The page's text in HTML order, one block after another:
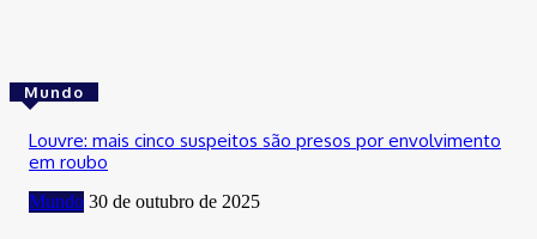
Mundo
Louvre: mais cinco suspeitos são presos por envolvimento
em roubo
Mundo 30 de outubro de 2025